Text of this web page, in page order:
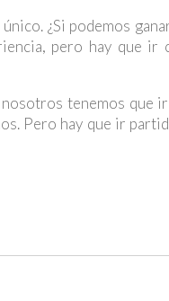
¿Si podemos
pero hay que ir
tenemos que
Pero hay que ir